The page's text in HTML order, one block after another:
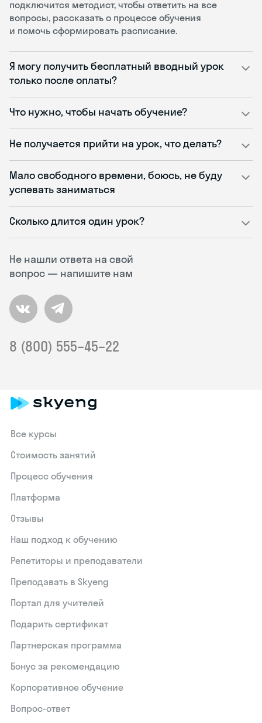
Не нашли ответа на свой
вопрос — напишите нам
8 (800) 555–45–22
подключится методист, чтобы ответить на все
вопросы, рассказать о процессе обучения
и помочь сформировать расписание.
Я могу получить бесплатный вводный урок
только после оплаты?
Что нужно, чтобы начать обучение?
Не получается прийти на урок, что делать?
Мало свободного времени, боюсь, не буду
успевать заниматься
Сколько длится один урок?
Все курсы
Стоимость занятий
Процесс обучения
Платформа
Отзывы
Наш подход к обучению
Репетиторы и преподаватели
Преподавать в Skyeng
Портал для учителей
Подарить сертификат
Партнерская программа
Бонус за рекомендацию
Корпоративное обучение
Вопрос-ответ